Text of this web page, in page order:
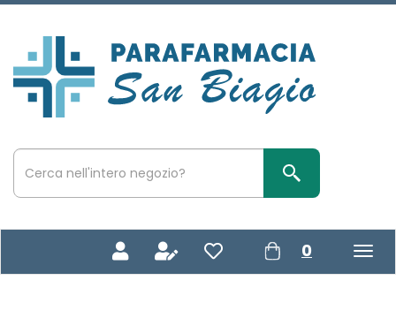
Passa
principale
San
Biagio
Cerca
Prodotto
Cerca Prodotto
0 prodotti
inseriti